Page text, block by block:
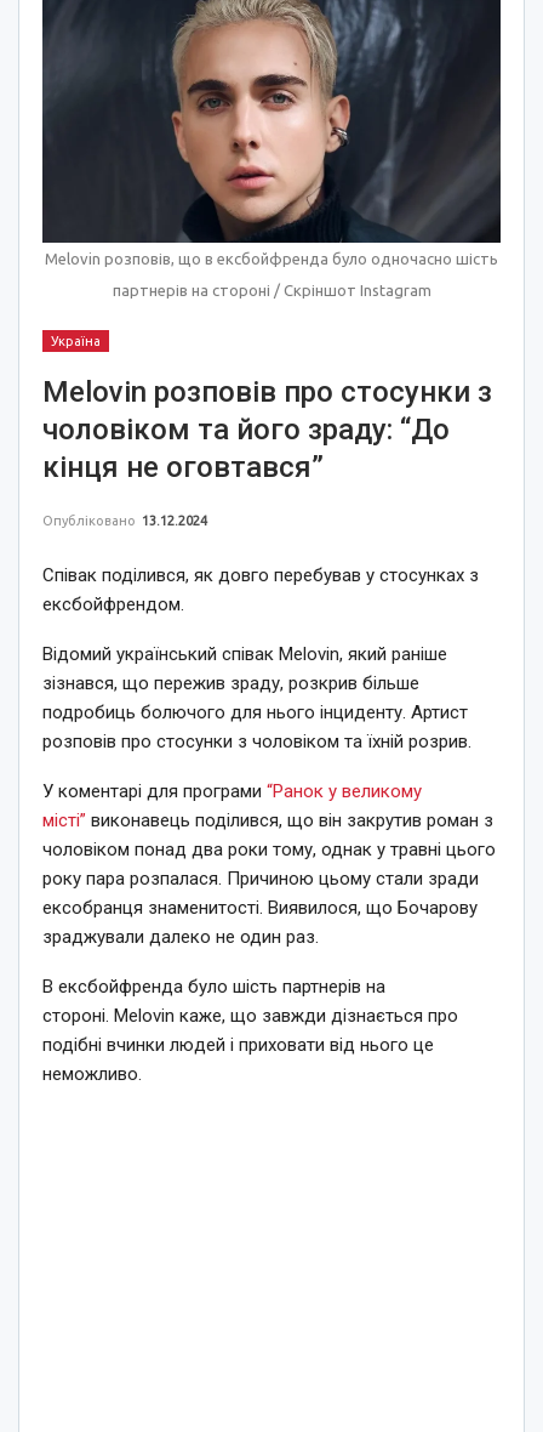
Melovin розповів, що в ексбойфренда було одночасно шість
партнерів на стороні / Скріншот Instagram
Україна
Melovin розповів про стосунки з
чоловіком та його зраду: “До
кінця не оговтався”
Опубліковано 13.12.2024
Співак поділився, як довго перебував у стосунках з
ексбойфрендом.
Відомий український співак Melovin, який раніше
зізнався, що пережив зраду, розкрив більше
подробиць болючого для нього інциденту. Артист
розповів про стосунки з чоловіком та їхній розрив.
У коментарі для програми “Ранок у великому
місті” виконавець поділився, що він закрутив роман з
чоловіком понад два роки тому, однак у травні цього
року пара розпалася. Причиною цьому стали зради
ексобранця знаменитості. Виявилося, що Бочарову
зраджували далеко не один раз.
В ексбойфренда було шість партнерів на
стороні. Melovin каже, що завжди дізнається про
подібні вчинки людей і приховати від нього це
неможливо.